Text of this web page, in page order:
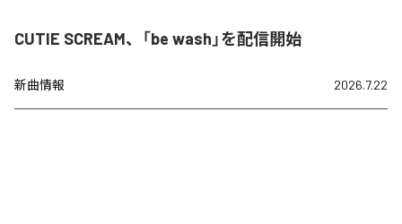
CUTIE SCREAM、「be wash」を配信開始
新曲情報 2026.7.22